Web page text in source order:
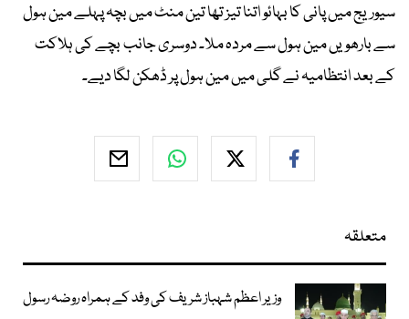
سیوریج میں پانی کا بہائو اتنا تیز تھا تین منٹ میں بچہ پہلے مین ہول
سے بارھویں مین ہول سے مردہ ملا۔ دوسری جانب بچے کی ہلاکت
کے بعد انتظامیہ نے گلی میں مین ہول پر ڈھکن لگا دیے۔
متعلقہ
وزیر اعظم شہباز شریف کی وفد کے ہمراہ روضہ رسول